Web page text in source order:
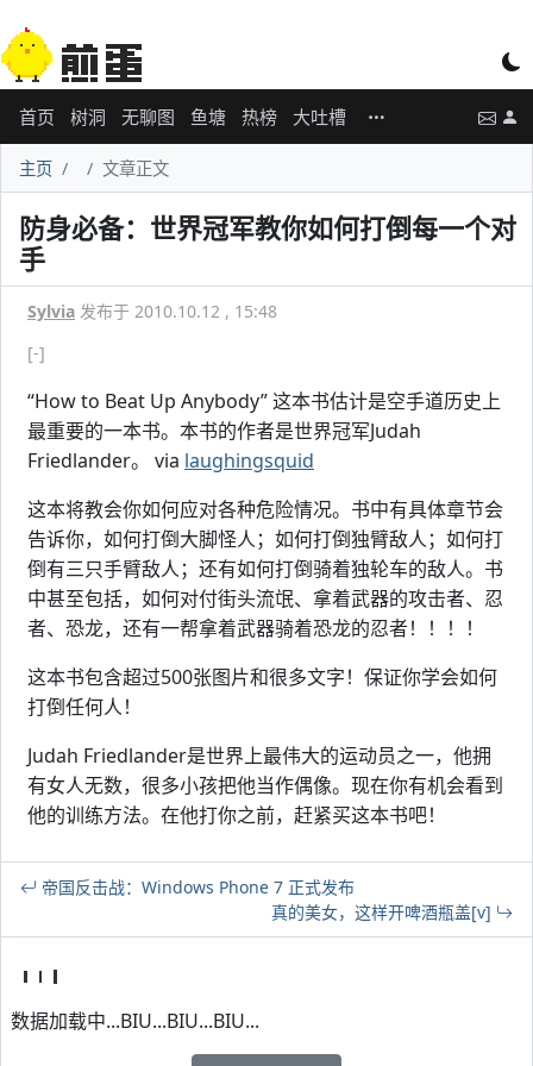
首页 树洞 无聊图 鱼塘 热榜 大吐槽
主页 文章正文
防身必备：世界冠军教你如何打倒每一个对
手
Sylvia 发布于 2010.10.12 , 15:48
[-]
“How to Beat Up Anybody” 这本书估计是空手道历史上
最重要的一本书。本书的作者是世界冠军Judah
Friedlander。 via laughingsquid
这本将教会你如何应对各种危险情况。书中有具体章节会
告诉你，如何打倒大脚怪人；如何打倒独臂敌人；如何打
倒有三只手臂敌人；还有如何打倒骑着独轮车的敌人。书
中甚至包括，如何对付街头流氓、拿着武器的攻击者、忍
者、恐龙，还有一帮拿着武器骑着恐龙的忍者！！！！
这本书包含超过500张图片和很多文字！保证你学会如何
打倒任何人！
Judah Friedlander是世界上最伟大的运动员之一，他拥
有女人无数，很多小孩把他当作偶像。现在你有机会看到
他的训练方法。在他打你之前，赶紧买这本书吧！
帝国反击战：Windows Phone 7 正式发布
真的美女，这样开啤酒瓶盖[v]
数据加载中...BIU...BIU...BIU...